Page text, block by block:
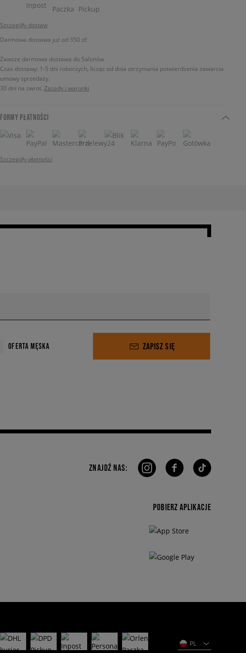
Szczegóły dostaw
Darmowa dostawa już od 350 zł!
Zawsze darmowa dostawa do Salonów
Czas dostawy: 1-5 dni roboczych, licząc od dnia otrzymania potwierdzenia zawarcia
umowy sprzedaży.
30 dni na zwrot. Zasady i warunki
FORMY PŁATNOŚCI
Szczegóły płatności
OFERTA MĘSKA ZAPISZ SIĘ
ZNAJDŹ NAS:
POBIERZ APLIKACJE
PL